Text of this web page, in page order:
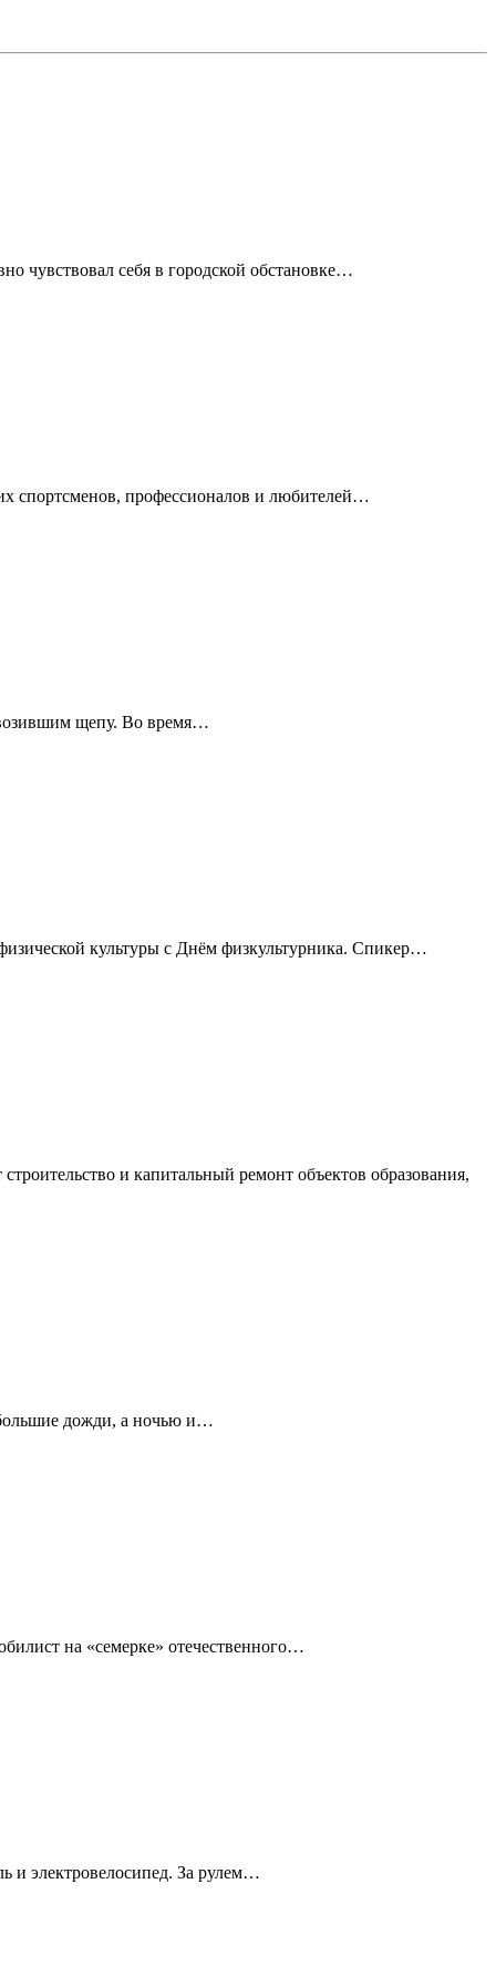
чувствовал себя в городской обстановке…
спортсменов, профессионалов и любителей…
щепу. Во время…
культуры с Днём физкультурника. Спикер…
и капитальный ремонт объектов образования,
дожди, а ночью и…
на «семерке» отечественного…
и электровелосипед. За рулем…